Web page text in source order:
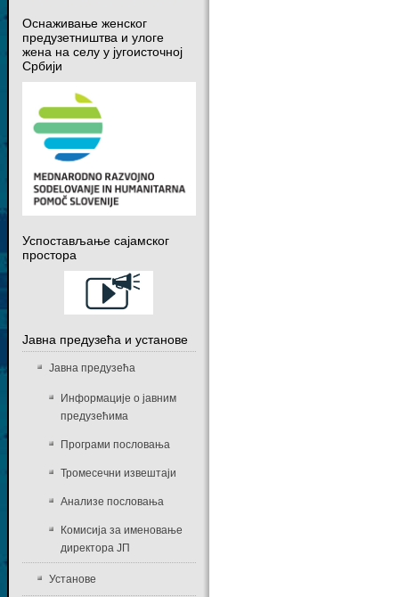
Оснаживање женског
предузетништва и улоге
жена на селу у југоисточној
Србији
Успостављање сајамског
простора
Јавна предузећа и установе
Јавна предузећа
Информације о јавним
предузећима
Програми пословања
Тромесечни извештаји
Анализе пословања
Комисија за именовање
директора ЈП
Установе